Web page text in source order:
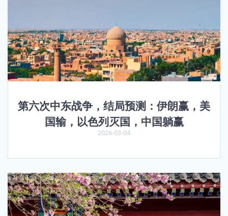
第六次中东战争，结局预测：伊朗赢，美
国输，以色列灭国，中国躺赢
2026-03-04